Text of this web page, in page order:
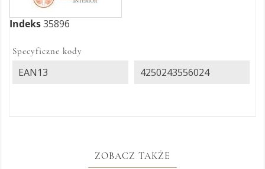
Indeks35896
Specyficzne kody
EAN13 4250243556024
ZOBACZ TAKŻE